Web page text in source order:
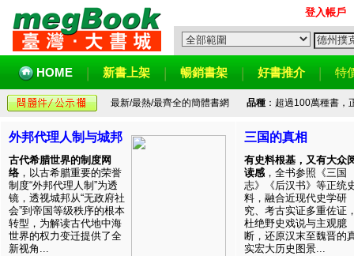
登入帳戶
HOME 新書上架 暢銷書架 好書推介 特
最新/最熱/最齊全的簡體書網 品種：超過100萬種書，
外邦代理人制与城邦
古代希腊世界的制度网
络 ，以古希腊重要的荣誉
制度“外邦代理人制”为透
镜，透视城邦从“无政府社
会”到帝国等级秩序的根本
转型，为解读古代地中海
世界的权力变迁提供了全
新视角...
三国的真相
有史料根基，又有大众
读感 ，全书参照《三国
志》《后汉书》等正统
料，融合近现代史学研
究、考古实证多重佐证
杜绝野史戏说与主观臆
断，还原汉末至魏晋的
实宏大历史图景...